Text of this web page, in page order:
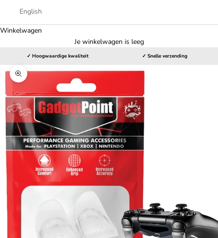
English
Winkelwagen
Je winkelwagen is leeg
✓ Hoogwaardige kwaliteit ✓ Snelle verzending
In-/uitzoomen